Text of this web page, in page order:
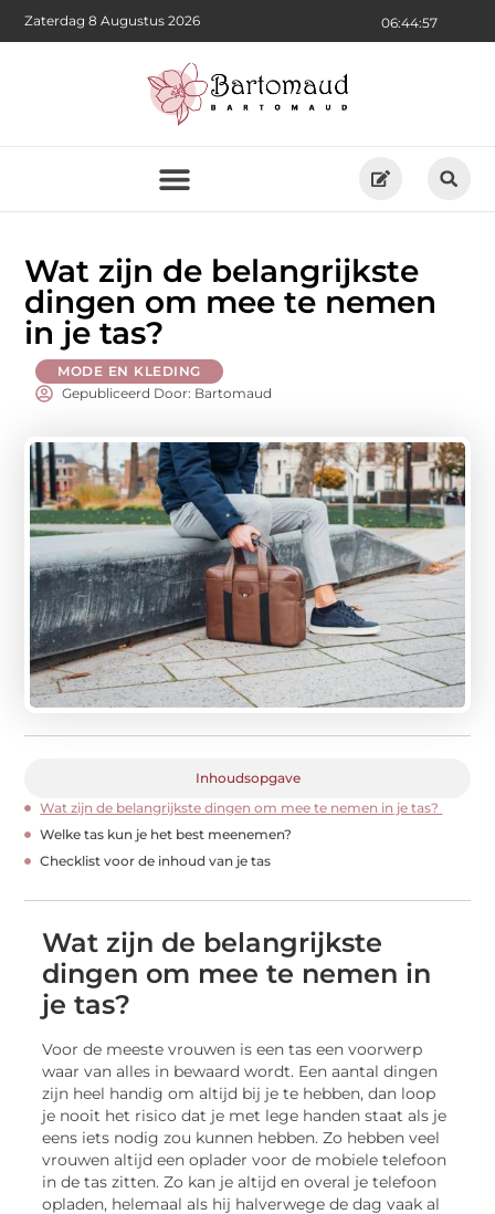
06:44:58
Zaterdag 8 Augustus 2026
Wat zijn de belangrijkste
dingen om mee te nemen
in je tas?
MODE EN KLEDING
Gepubliceerd Door: Bartomaud
Inhoudsopgave
Wat zijn de belangrijkste dingen om mee te nemen in je tas?
Welke tas kun je het best meenemen?
Checklist voor de inhoud van je tas
Wat zijn de belangrijkste
dingen om mee te nemen in
je tas?
Voor de meeste vrouwen is een tas een voorwerp
waar van alles in bewaard wordt. Een aantal dingen
zijn heel handig om altijd bij je te hebben, dan loop
je nooit het risico dat je met lege handen staat als je
eens iets nodig zou kunnen hebben. Zo hebben veel
vrouwen altijd een oplader voor de mobiele telefoon
in de tas zitten. Zo kan je altijd en overal je telefoon
opladen, helemaal als hij halverwege de dag vaak al